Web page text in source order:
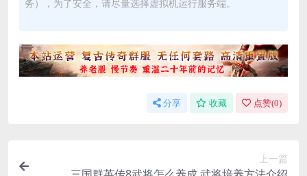
务），为了安全，请尽量选择虚拟机运行服务端。
分享 收藏 点赞(0)
上一篇